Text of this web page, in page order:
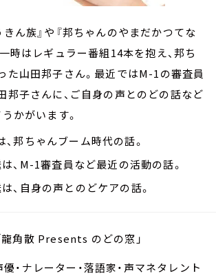
きん族』や『邦ちゃんのやまだかつてな
時はレギュラー番組14本を抱え、邦ち
た山田邦子さん。最近ではM-1の審査員
邦子さんに、ご自身の声とのどの話など
かがいます。
邦ちゃんブーム時代の話。
、M-1審査員など最近の活動の話。
、自身の声とのどケアの話。
龍角散 Presents のどの窓」
優・ナレーター・落語家・声マネタレント